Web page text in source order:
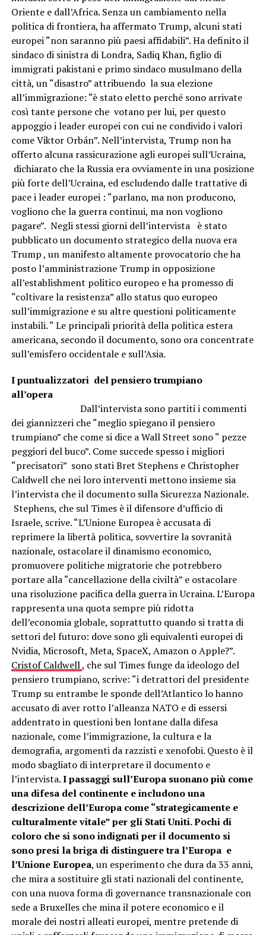
Oriente e dall’Africa. Senza un cambiamento nella
politica di frontiera, ha affermato Trump, alcuni stati
europei “non saranno più paesi affidabili”. Ha definito il
sindaco di sinistra di Londra, Sadiq Khan, figlio di
immigrati pakistani e primo sindaco musulmano della
città, un “disastro” attribuendo la sua elezione
all’immigrazione: “è stato eletto perché sono arrivate
così tante persone che votano per lui, per questo
appoggio i leader europei con cui ne condivido i valori
come Viktor Orbán”. Nell’intervista, Trump non ha
offerto alcuna rassicurazione agli europei sull’Ucraina,
dichiarato che la Russia era ovviamente in una posizione
più forte dell’Ucraina, ed escludendo dalle trattative di
pace i leader europei : “parlano, ma non producono,
vogliono che la guerra continui, ma non vogliono
pagare”. Negli stessi giorni dell’intervista è stato
pubblicato un documento strategico della nuova era
Trump , un manifesto altamente provocatorio che ha
posto l’amministrazione Trump in opposizione
all’establishment politico europeo e ha promesso di
“coltivare la resistenza” allo status quo europeo
sull’immigrazione e su altre questioni politicamente
instabili. “ Le principali priorità della politica estera
americana, secondo il documento, sono ora concentrate
sull’emisfero occidentale e sull’Asia.
I puntualizzatori del pensiero trumpiano
all’opera
Dall’intervista sono partiti i commenti
dei giannizzeri che “meglio spiegano il pensiero
trumpiano” che come si dice a Wall Street sono “ pezze
peggiori del buco”. Come succede spesso i migliori
“precisatori” sono stati Bret Stephens e Christopher
Caldwell che nei loro interventi mettono insieme sia
l’intervista che il documento sulla Sicurezza Nazionale.
Stephens, che sul Times è il difensore d’ufficio di
Israele, scrive. “L’Unione Europea è accusata di
reprimere la libertà politica, sovvertire la sovranità
nazionale, ostacolare il dinamismo economico,
promuovere politiche migratorie che potrebbero
portare alla “cancellazione della civiltà” e ostacolare
una risoluzione pacifica della guerra in Ucraina. L’Europa
rappresenta una quota sempre più ridotta
dell’economia globale, soprattutto quando si tratta di
settori del futuro: dove sono gli equivalenti europei di
Nvidia, Microsoft, Meta, SpaceX, Amazon o Apple?”.
Cristof Caldwell, che sul Times funge da ideologo del
pensiero trumpiano, scrive: “i detrattori del presidente
Trump su entrambe le sponde dell’Atlantico lo hanno
accusato di aver rotto l’alleanza NATO e di essersi
addentrato in questioni ben lontane dalla difesa
nazionale, come l’immigrazione, la cultura e la
demografia, argomenti da razzisti e xenofobi. Questo è il
modo sbagliato di interpretare il documento e
l’intervista.I passaggi sull’Europa suonano più come
una difesa del continente e includono una
descrizione dell’Europa come “strategicamente e
culturalmente vitale” per gli Stati Uniti. Pochi di
coloro che si sono indignati per il documento si
sono presi la briga di distinguere tra l’Europa e
l’Unione Europea, un esperimento che dura da 33 anni,
che mira a sostituire gli stati nazionali del continente,
con una nuova forma di governance transnazionale con
sede a Bruxelles che mina il potere economico e il
morale dei nostri alleati europei, mentre pretende di